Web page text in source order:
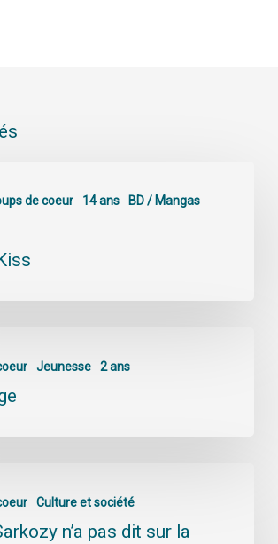
de coeur 14 ans BD / Mangas
Jeunesse 2 ans
Culture et société
n’a pas dit sur la